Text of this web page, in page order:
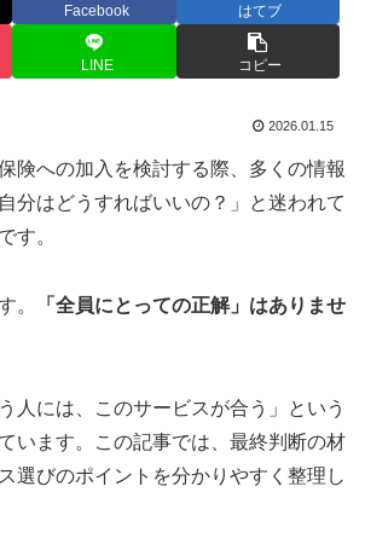
Facebook はてブ
LINE コピー
2026.01.15
険への加入を検討する際、多くの情報
分はどうすればいいの？」と迷われて
す。
。
「全員にとっての正解」はありませ
人には、このサービスが合う」という
います。この記事では、最終判断の材
選びのポイントを分かりやすく整理し